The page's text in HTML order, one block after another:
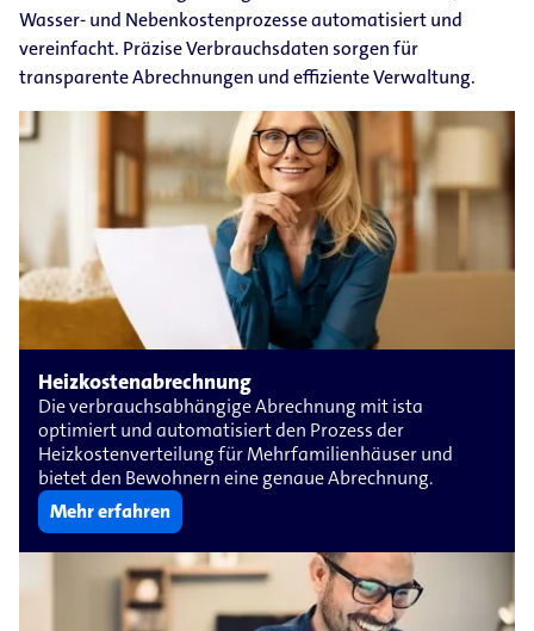
Wasser- und Nebenkostenprozesse automatisiert und
vereinfacht. Präzise Verbrauchsdaten sorgen für
transparente Abrechnungen und effiziente Verwaltung.
Heizkostenabrechnung
Die verbrauchsabhängige Abrechnung mit ista
optimiert und automatisiert den Prozess der
Heizkostenverteilung für Mehrfamilienhäuser und
bietet den Bewohnern eine genaue Abrechnung.
Mehr erfahren